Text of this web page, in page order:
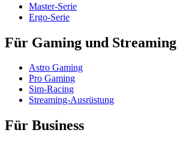
Master-Serie
Ergo-Serie
Für Gaming und Streaming
Astro Gaming
Pro Gaming
Sim-Racing
Streaming-Ausrüstung
Für Business